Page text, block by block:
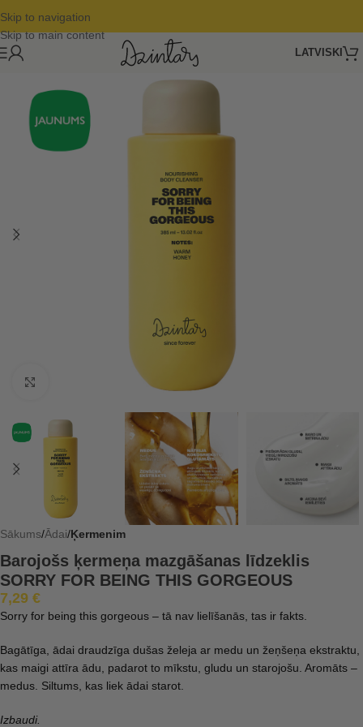
Skip to navigation
Skip to main content
LATVISKI
Sākums Ādai Ķermenim
Barojošs ķermeņa mazgāšanas līdzeklis
SORRY FOR BEING THIS GORGEOUS
7,29 €
Sorry for being this gorgeous – tā nav lielīšanās, tas ir fakts.
Bagātīga, ādai draudzīga dušas želeja ar medu un žeņšeņa ekstraktu,
kas maigi attīra ādu, padarot to mīkstu, gludu un starojošu. Aromāts –
medus. Siltums, kas liek ādai starot.
Izbaudi.